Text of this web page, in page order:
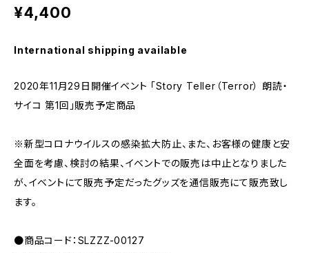
¥4,400
International shipping available
2020年11月29日開催イベント 「Story Teller（Terror） 朗読・
サイコ 第1回」販売予定商品
※新型コロナウイルスの感染拡大防止、また、お客様の健康と安
全面を考慮、検討の結果、イベントでの販売は中止となりました
が、イベントにて販売予定だったグッズを通信販売にて販売致し
ます。
●商品コード：SLZZZ-00127